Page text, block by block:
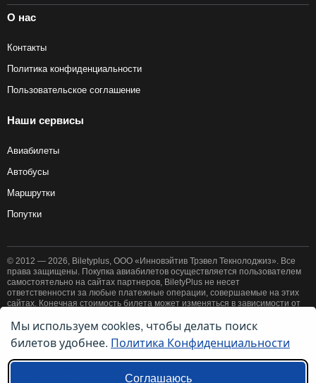
О нас
Контакты
Политика конфиденциальности
Пользовательское соглашение
Наши сервисы
Авиабилеты
Автобусы
Маршрутки
Попутки
© 2012 — 2026, Biletyplus, ООО «Инновэйтив Трэвел Текнолоджиз». Все
права защищены. Покупка авиабилетов осуществляется пользователем
самостоятельно на сайтах партнеров, BiletyPlus не несет
ответственности за любые платежные операции, совершаемые на этих
сайтах. Конечная стоимость билета может изменяться в зависимости от
принятие правилпользовательского соглашенияи политики
конфиденциальности
Ссылки на наши региональные сайты:
Мы используем cookies, чтобы делать поиск
билетов удобнее. Политика Конфиденциальности
Соглашаюсь